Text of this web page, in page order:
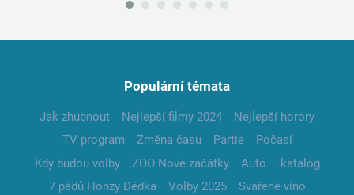
Populární témata
Jak zhubnout Nejlepší filmy 2024
Nejlepší horory
TV program
Změna času Partie
Počasí
Kdy budou volby
ZOO Nové začátky
Auto – katalog
7 pádů Honzy Dědka
Volby 2025
Svařené víno